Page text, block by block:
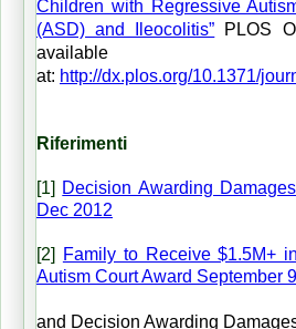
Children with Regressive
(ASD) and Ileocolitis” PLOS
available
at: http://dx.plos.org/10.1371/
Riferimenti
[1] Decision Awarding
Dec 2012
[2]
Family to Receive $1.5M+
Autism Court Award September
and Decision Awarding